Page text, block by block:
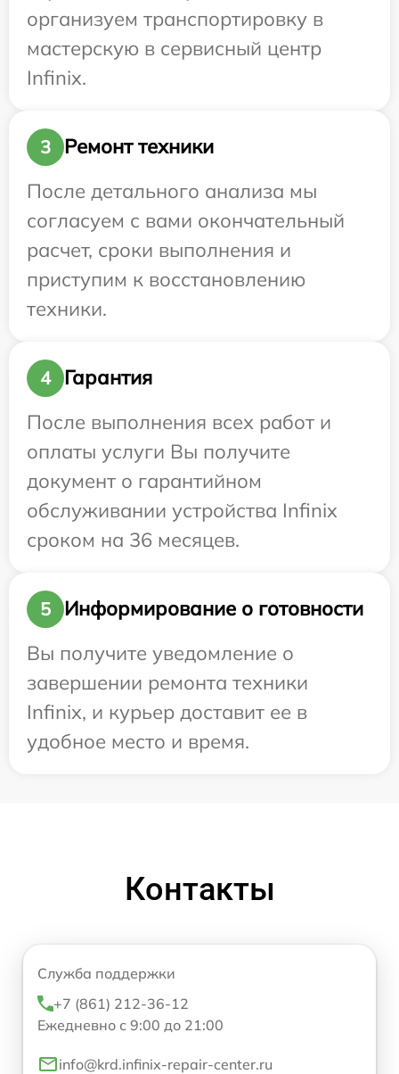
организуем транспортировку в
мастерскую в сервисный центр
Infinix.
3
Ремонт техники
После детального анализа мы
согласуем с вами окончательный
расчет, сроки выполнения и
приступим к восстановлению
техники.
4
Гарантия
После выполнения всех работ и
оплаты услуги Вы получите
документ о гарантийном
обслуживании устройства Infinix
сроком на 36 месяцев.
5
Информирование о готовности
Вы получите уведомление о
завершении ремонта техники
Infinix, и курьер доставит ее в
удобное место и время.
Контакты
Служба поддержки
+7 (861) 212-36-12
Ежедневно с 9:00 до 21:00
info@krd.infinix-repair-center.ru